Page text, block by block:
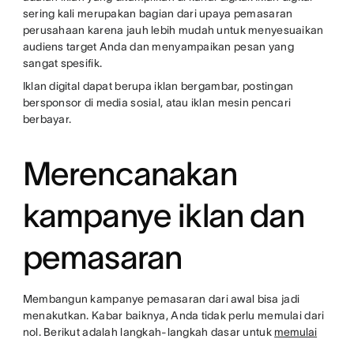
sering kali merupakan bagian dari upaya pemasaran
perusahaan karena jauh lebih mudah untuk menyesuaikan
audiens target Anda dan menyampaikan pesan yang
sangat spesifik.
Iklan digital dapat berupa iklan bergambar, postingan
bersponsor di media sosial, atau iklan mesin pencari
berbayar.
Merencanakan
kampanye iklan dan
pemasaran
Membangun kampanye pemasaran dari awal bisa jadi
menakutkan. Kabar baiknya, Anda tidak perlu memulai dari
nol. Berikut adalah langkah-langkah dasar untuk memulai